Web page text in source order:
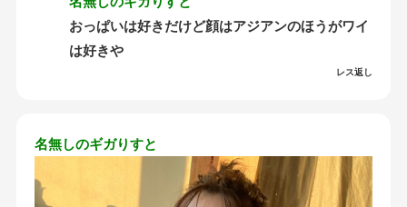
おっぱいは好きだけど顔はアジアンのほうがワイ
は好きや
レス返し
名無しのギガりすと